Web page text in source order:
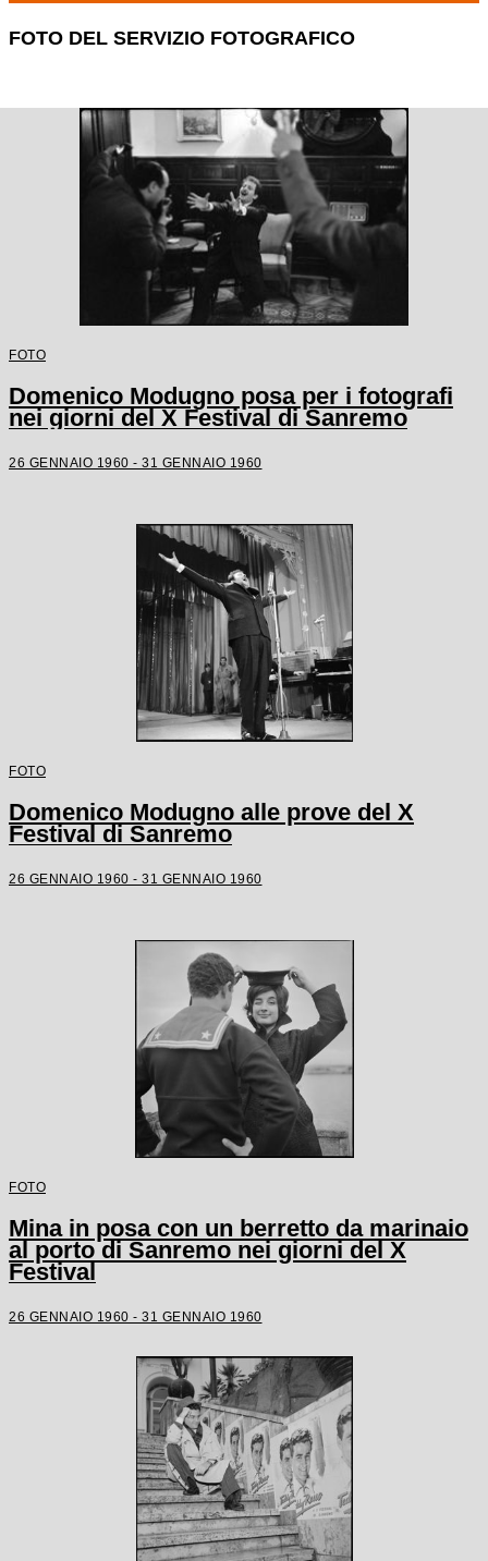
FOTO DEL SERVIZIO FOTOGRAFICO
FOTO
Domenico Modugno posa per i fotografi
nei giorni del X Festival di Sanremo
26 GENNAIO 1960 - 31 GENNAIO 1960
FOTO
Domenico Modugno alle prove del X
Festival di Sanremo
26 GENNAIO 1960 - 31 GENNAIO 1960
FOTO
Mina in posa con un berretto da marinaio
al porto di Sanremo nei giorni del X
Festival
26 GENNAIO 1960 - 31 GENNAIO 1960